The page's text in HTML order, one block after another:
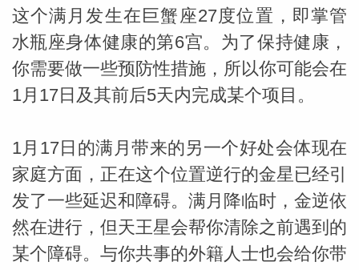
这个满月发生在巨蟹座27度位置，即掌管
水瓶座身体健康的第6宫。为了保持健康，
你需要做一些预防性措施，所以你可能会在
1月17日及其前后5天内完成某个项目。
1月17日的满月带来的另一个好处会体现在
家庭方面，正在这个位置逆行的金星已经引
发了一些延迟和障碍。满月降临时，金逆依
然在进行，但天王星会帮你清除之前遇到的
某个障碍。与你共事的外籍人士也会给你带